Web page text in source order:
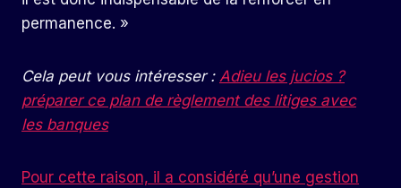
permanence. »
Cela peut vous intéresser : Adieu les jucios ?
préparer ce plan de règlement des litiges avec
les banques
Pour cette raison, il a considéré qu’une gestion